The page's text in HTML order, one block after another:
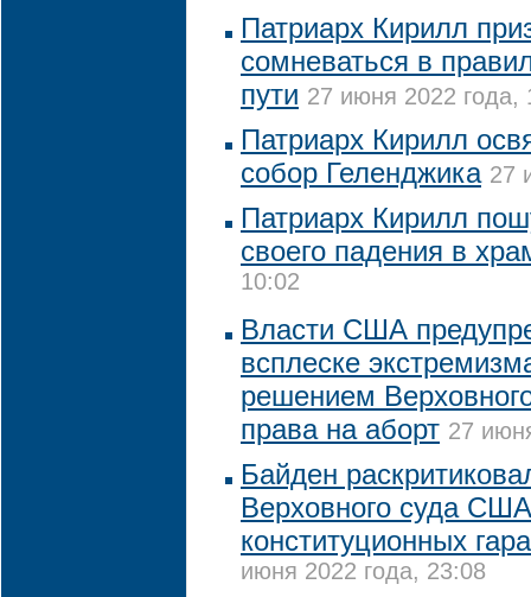
Патриарх Кирилл
сомневаться в
пути 27 июня 2022 года,
Патриарх Кирилл
собор Геленджика 27
Патриарх Кирилл
своего падения в
10:02
Власти США
всплеске
решением
права на аборт 27
Байден
Верховного суда
конституционных
июня 2022 года, 23:08